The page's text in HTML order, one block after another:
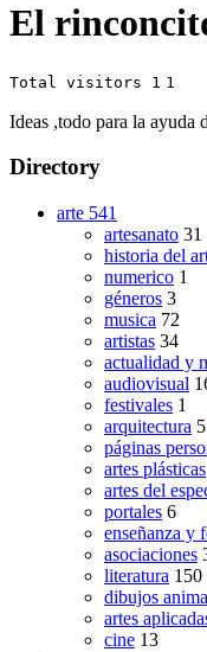
El
Total visitors 1 1
Ideas ,todo para la ayuda
Directory
arte 541
artesanato 31
historia del
numerico 1
géneros 3
musica 72
artistas 34
actualidad y
audiovisual
festivales 1
arquitectura 5
páginas
artes plásticas
artes del
portales 6
enseñanza y
asociaciones
literatura 150
dibujos
artes
cine 13